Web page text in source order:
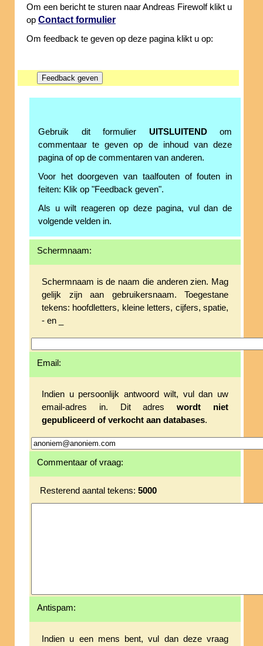
Om een bericht te sturen naar Andreas Firewolf klikt u
op Contact formulier
Om feedback te geven op deze pagina klikt u op:
Gebruik dit formulier UITSLUITENDom
commentaar te geven op de inhoud van deze
pagina of op de commentaren van anderen.
Voor het doorgeven van taalfouten of fouten in
feiten: Klik op "Feedback geven".
Als u wilt reageren op deze pagina, vul dan de
volgende velden in.
Schermnaam:
Schermnaam is de naam die anderen zien. Mag
gelijk zijn aan gebruikersnaam. Toegestane
tekens: hoofdletters, kleine letters, cijfers, spatie,
- en _
Email:
Indien u persoonlijk antwoord wilt, vul dan uw
email-adres in. Dit adreswordt niet
gepubliceerd of verkocht aan databases.
Commentaar of vraag:
Resterend aantal tekens: 5000
Antispam:
Indien u een mens bent, vul dan deze vraag